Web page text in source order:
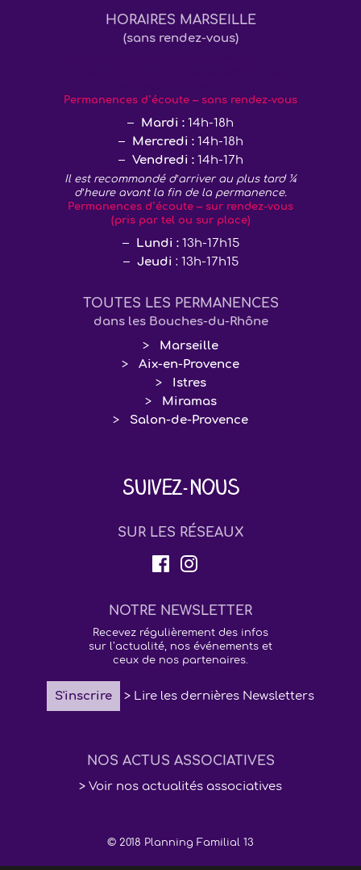
HORAIRES MARSEILLE
(sans rendez-vous)
Permanences d’écoute – sans rendez-vous
Mardi : 14h-18h
Mercredi :14h-18h
Vendredi :14h-17h
Il est recommandé d’arriver au plus tard ¼
d’heure avant la fin de la permanence.
Permanences d’écoute – sur rendez-vous
(pris par tel ou sur place)
Lundi :13h-17h15
Jeudi : 13h-17h15
TOUTES LES PERMANENCES
dans les Bouches-du-Rhône
Marseille
Aix-en-Provence
Istres
Miramas
Salon-de-Provence
Suivez-nous
SUR LES RÉSEAUX
NOTRE NEWSLETTER
Recevez régulièrement des infos
sur l’actualité, nos événements et
ceux de nos partenaires.
S'inscrire > Lire les dernières Newsletters
NOS ACTUS ASSOCIATIVES
> Voir nos actualités associatives
© 2018 Planning Familial 13